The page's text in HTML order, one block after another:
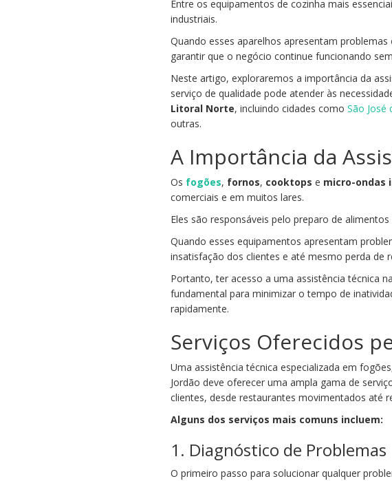
Entre os equipamentos de cozinha mais
industriais.
Quando esses aparelhos apresentam
garantir que o negócio continue funcionando
Neste artigo, exploraremos a importância da
serviço de qualidade pode atender às
Litoral Norte, incluindo cidades comoSão José
outras.
A Importância da
Os fogões, fornos, cooktops e micro-ondas
comerciais e em muitos lares.
Eles são responsáveis pelo preparo de
Quando esses equipamentos apresentam
insatisfação dos clientes e até mesmo perda de
Portanto, ter acesso a uma assistência técnica
fundamental para minimizar o tempo de
rapidamente.
Serviços Oferecidos
Uma assistência técnica especializada em
Jordão deve oferecer uma ampla gama de
clientes, desde restaurantes movimentados até
Alguns dos serviços mais comuns incluem:
1. Diagnóstico de Problemas
O primeiro passo para solucionar qualquer